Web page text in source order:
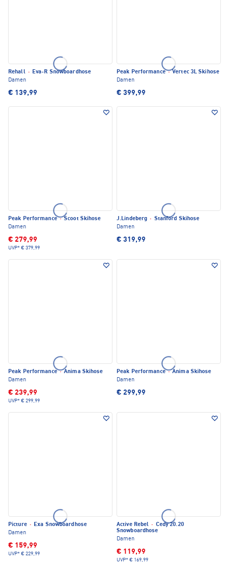
Rehall · Eva-R Snowboardhose
Damen
€ 139,99
Peak Performance·Vertec 3L Skihose
Damen
€ 399,99
Peak Performance·Scoot Skihose
Damen
€ 279,99
UVP* € 379,99
J.Lindeberg · Stanford Skihose
Damen
€ 319,99
Peak Performance·Anima Skihose
Damen
€ 239,99
UVP* € 299,99
Peak Performance·Anima Skihose
Damen
€ 299,99
Picture · Exa Snowboardhose
Damen
€ 159,99
UVP* € 229,99
Active Rebel · Cedy 20.20
Snowboardhose
Damen
€ 119,99
UVP* € 169,99